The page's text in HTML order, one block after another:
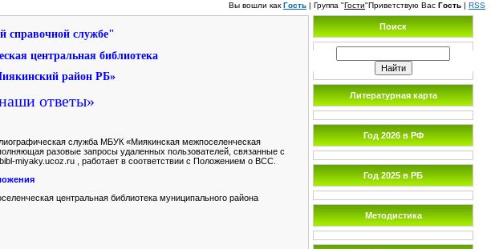
Вы вошли как Гость | Группа "Гости"Приветствую Вас Гость | RSS
справочной службе"
центральная библиотека
район РБ»
ответы»
служба МБУК «Миякинская межпоселенческая
разовые запросы удаленных пользователей, связанные с
miyaky.ucoz.ru , работает в соответствии с Положением о ВСС.
центральная библиотека муниципального района
Поиск
Литературная карта
Год 2026 в РФ
Год 2025 в РБ
Методистика